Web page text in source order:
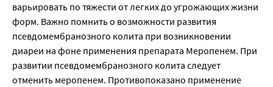
варьировать по тяжести от легких до угрожающих жизни
форм. Важно помнить о возможности развития
псевдомембранозного колита при возникновении
диареи на фоне применения препарата Меропенем. При
развитии псевдомембранозного колита следует
отменить меропенем. Противопоказано применение